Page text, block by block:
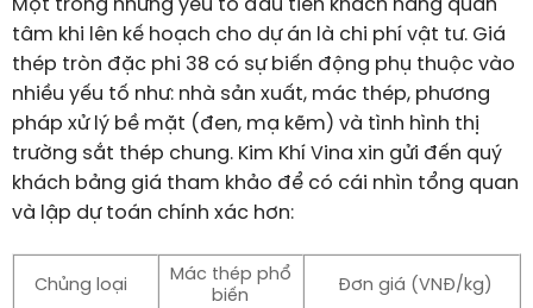
Một trong những yếu tố đầu tiên khách hàng quan
tâm khi lên kế hoạch cho dự án là chi phí vật tư. Giá
thép tròn đặc phi 38 có sự biến động phụ thuộc vào
nhiều yếu tố như: nhà sản xuất, mác thép, phương
pháp xử lý bề mặt (đen, mạ kẽm) và tình hình thị
trường sắt thép chung. Kim Khí Vina xin gửi đến quý
khách bảng giá tham khảo để có cái nhìn tổng quan
và lập dự toán chính xác hơn:
Chủng loại
Mác thép phổ
biến
Đơn giá (VNĐ/kg)